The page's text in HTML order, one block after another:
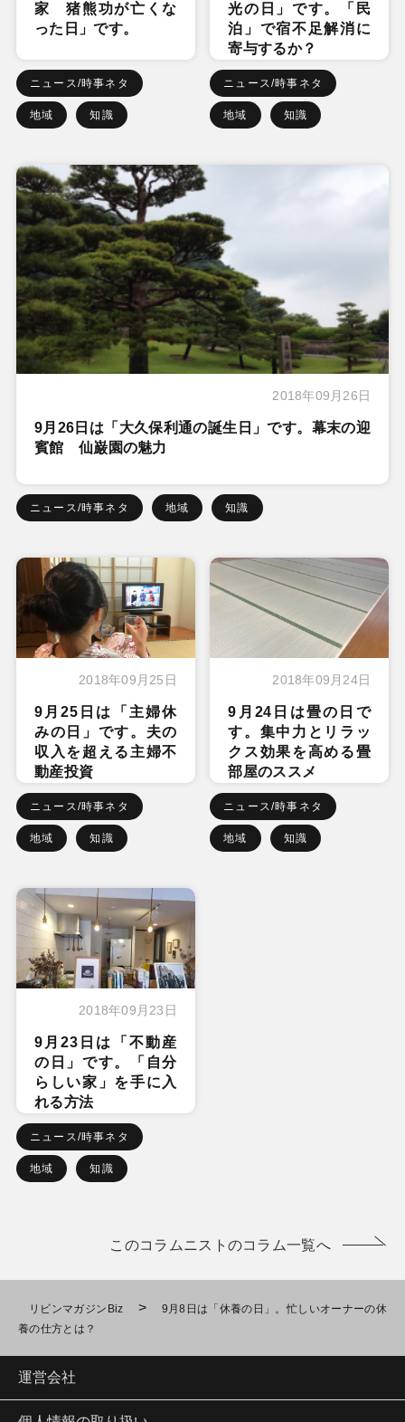
家 猪熊功が亡くな
った日」です。
ニュース/時事ネタ
地域 知識
光の日」です。「民
泊」で宿不足解消に
寄与するか？
ニュース/時事ネタ
地域 知識
2018年09月26日
9月26日は「大久保利通の誕生日」です。幕末の迎
賓館 仙巌園の魅力
ニュース/時事ネタ 地域 知識
2018年09月25日
9月25日は「主婦休
みの日」です。夫の
収入を超える主婦不
動産投資
ニュース/時事ネタ
地域 知識
2018年09月24日
9月24日は畳の日で
す。集中力とリラッ
クス効果を高める畳
部屋のススメ
ニュース/時事ネタ
地域 知識
2018年09月23日
9月23日は「不動産
の日」です。「自分
らしい家」を手に入
れる方法
ニュース/時事ネタ
地域 知識
このコラムニストのコラム一覧へ
リビンマガジンBiz >
9月8日は「休養の日」。忙しいオーナーの休
養の仕方とは？
運営会社